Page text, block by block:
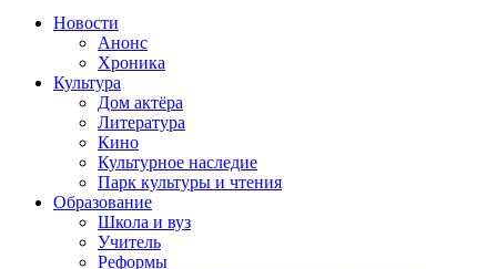
Новости
Анонс
Хроника
Культура
Дом актёра
Литература
Кино
Культурное наследие
Парк культуры и чтения
Образование
Школа и вуз
Учитель
Реформы